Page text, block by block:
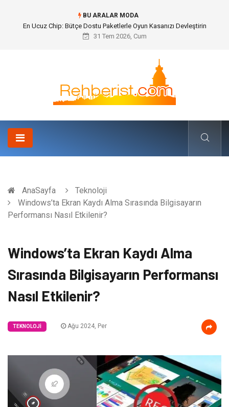
BU ARALAR MODA
Bohem Ev Dekoru Nedir?
31 Tem 2026, Cum
AnaSayfa
Teknoloji
Windows’ta Ekran Kaydı Alma Sırasında Bilgisayarın
Performansı Nasıl Etkilenir?
Windows’ta Ekran Kaydı Alma
Sırasında Bilgisayarın Performansı
Nasıl Etkilenir?
TEKNOLOJI Ağu 2024, Per